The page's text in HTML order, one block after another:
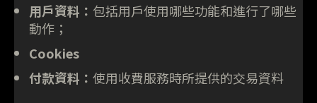
用戶資料： 包括用戶使用哪些功能和進行了哪些
動作；
Cookies
付款資料： 使用收費服務時所提供的交易資料